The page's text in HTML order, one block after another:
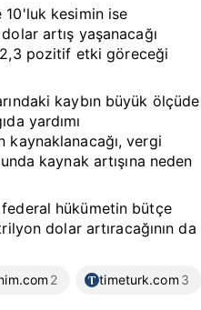
kesimin ise
artış yaşanacağı
pozitif etki göreceği
kaybın büyük ölçüde
yardımı
kaynaklanacağı, vergi
kaynak artışına neden
federal hükümetin bütçe
dolar artıracağının da
2 timeturk.com 3